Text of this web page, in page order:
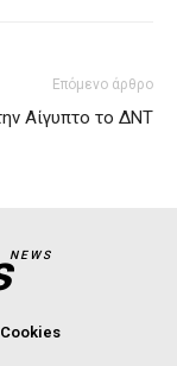
Επόμενο άρθρο
Αίγυπτο το ΔΝΤ
NEWS
Cookies